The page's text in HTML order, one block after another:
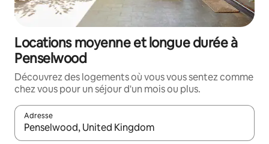
Locations moyenne et longue durée à
Penselwood
Découvrez des logements où vous vous sentez comme
chez vous pour un séjour d'un mois ou plus.
Adresse
Lorsque les résultats s'affichent, utilisez les flèches vers le